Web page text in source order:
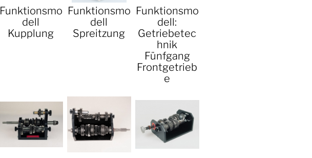
Funktionsmo
dell
Kupplung
Funktionsmo
dell
Spreitzung
Funktionsmo
dell:
Getriebetec
hnik
Fünfgang
Frontgetrieb
e